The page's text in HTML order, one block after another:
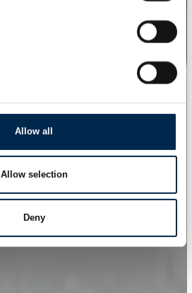
Allow all
Allow selection
Deny